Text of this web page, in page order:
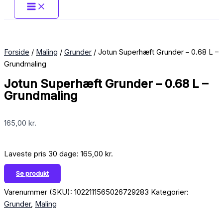
Forside / Maling / Grunder / Jotun Superhæft Grunder – 0.68 L –
Grundmaling
Jotun Superhæft Grunder – 0.68 L –
Grundmaling
165,00 kr.
Laveste pris 30 dage: 165,00 kr.
Se produkt
Varenummer (SKU): 1022111565026729283 Kategorier:
Grunder, Maling